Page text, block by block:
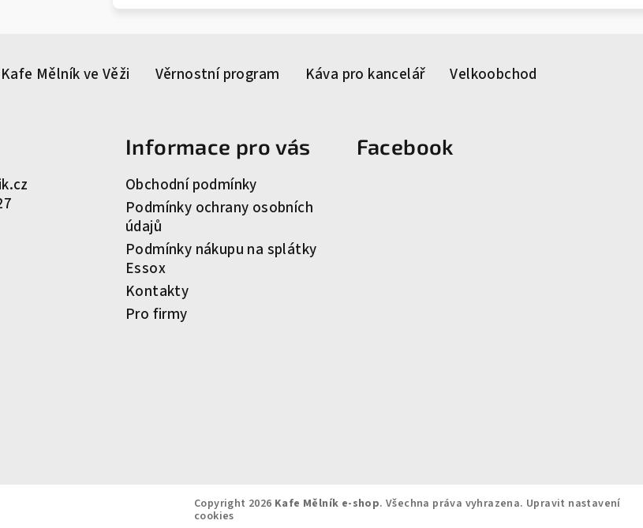
Kafe Mělník ve Věži Věrnostní program Káva pro kancelář Velkoobchod
Informace pro vás
Obchodní podmínky
Podmínky ochrany osobních
údajů
Podmínky nákupu na splátky
Essox
Kontakty
Pro firmy
Facebook
Copyright 2026 Kafe Mělník e-shop. Všechna práva vyhrazena. Upravit nastavení
cookies